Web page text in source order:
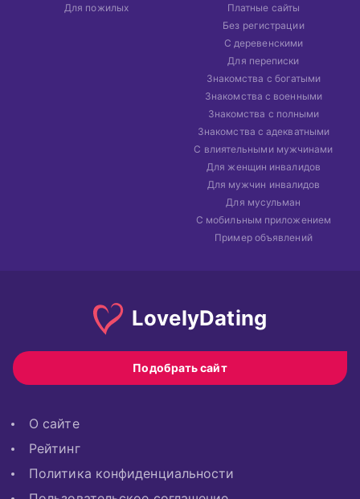
Для пожилых
Платные сайты
Без регистрации
С деревенскими
Для переписки
Знакомства с богатыми
Знакомства с военными
Знакомства с полными
Знакомства с адекватными
С влиятельными мужчинами
Для женщин инвалидов
Для мужчин инвалидов
Для мусульман
С мобильным приложением
Пример объявлений
LovelyDating
Подобрать сайт
О сайте
Рейтинг
Политика конфиденциальности